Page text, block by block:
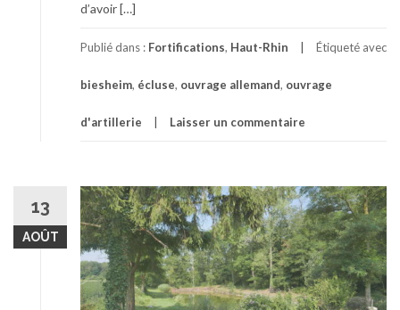
d’avoir […]
Publié dans : Fortifications, Haut-Rhin Étiqueté avec
biesheim, écluse, ouvrage allemand, ouvrage
d'artillerie Laisser un commentaire
13
AOÛT